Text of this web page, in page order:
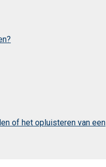
of het opluisteren van een